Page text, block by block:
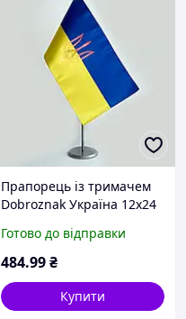
Прапорець із тримачем
Dobroznak Україна 12х24
D10-2026
Готово до відправки
484.99₴
Купити